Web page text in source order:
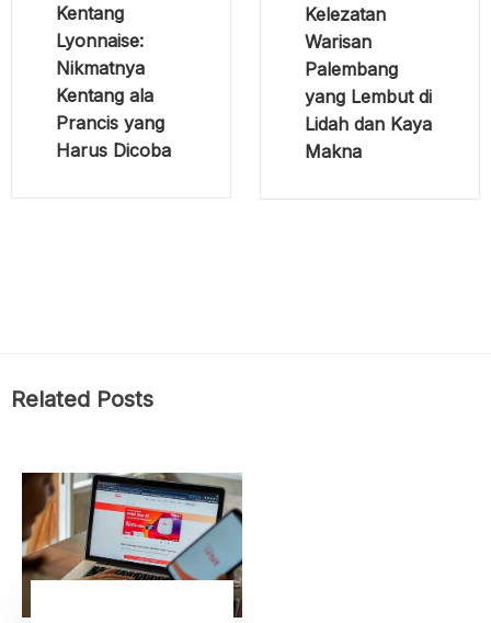
Kentang
Lyonnaise:
Nikmatnya
Kentang ala
Prancis yang
Harus Dicoba
Kelezatan
Warisan
Palembang
yang Lembut di
Lidah dan Kaya
Makna
Related Posts